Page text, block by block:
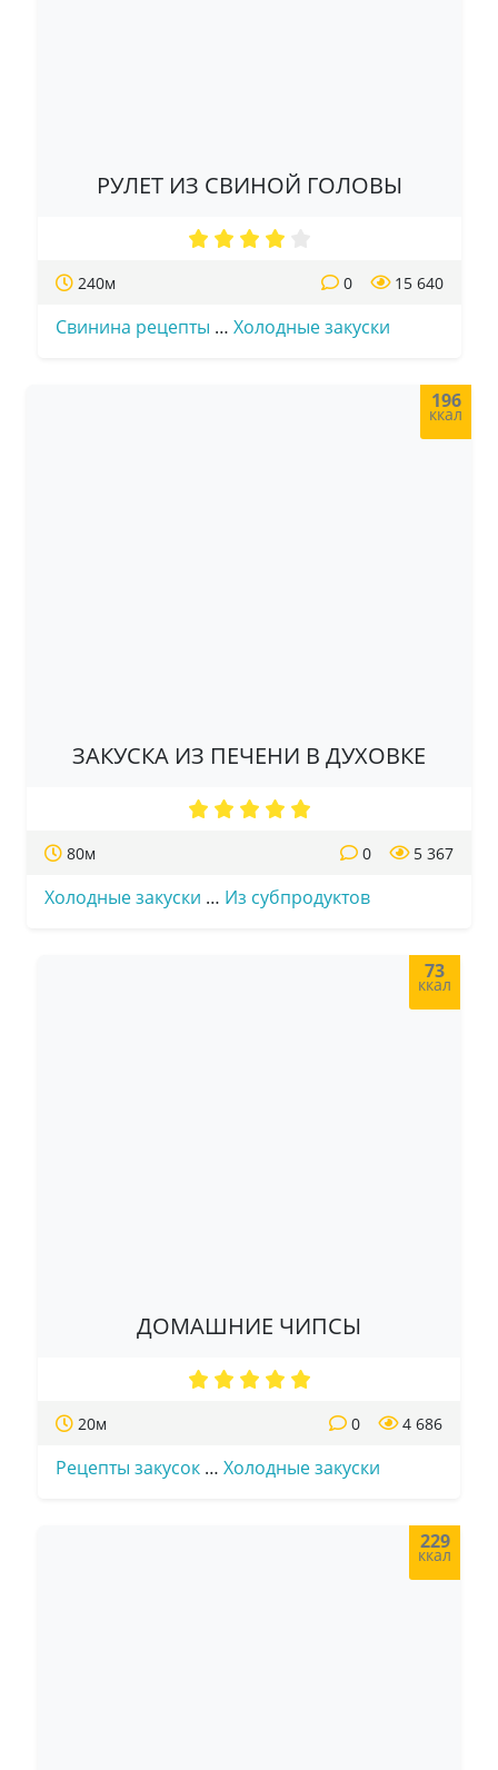
РУЛЕТ ИЗ СВИНОЙ ГОЛОВЫ
240м 15 640
0
Свинина рецепты … Холодные закуски
196
ккал
ЗАКУСКА ИЗ ПЕЧЕНИ В ДУХОВКЕ
80м 5 367
0
Холодные закуски … Из субпродуктов
73
ккал
ДОМАШНИЕ ЧИПСЫ
20м 4 686
0
Рецепты закусок … Холодные закуски
229
ккал